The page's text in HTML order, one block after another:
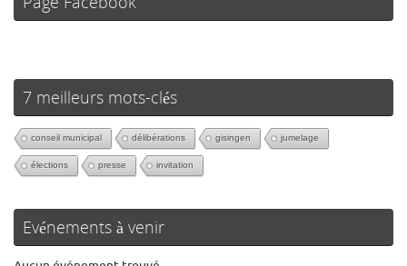
7 meilleurs mots-clés
conseil municipal délibérations gisingen jumelage
élections presse invitation
Evénements à venir